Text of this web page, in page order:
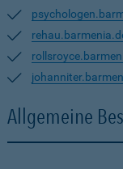
Allgemeine